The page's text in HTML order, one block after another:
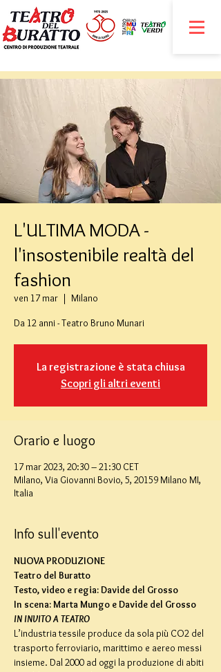
L'ULTIMA MODA -
l'insostenibile realtà del
fashion
ven 17 mar
  |
Milano
Da 12 anni - Teatro Bruno Munari
La registrazione è stata chiusa
Scopri gli altri eventi
Orario e luogo
17 mar 2023, 20:30 – 21:30 CET
Milano, Via Giovanni Bovio, 5, 20159 Milano MI,
Italia
Info sull'evento
NUOVA PRODUZIONE
Teatro del Buratto
Testo, video e regia: Davide del Grosso
In scena: Marta Mungo e Davide del Grosso
IN INVITO A TEATRO
L’industria tessile produce da sola più CO2 del
trasporto ferroviario, marittimo e aereo messi
insieme. Dal 2000 ad oggi la produzione di abiti